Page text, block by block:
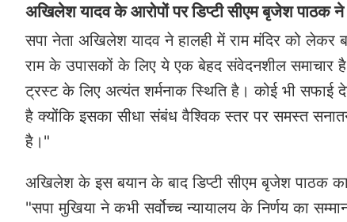
अखिलेश यादव के आरोपों पर डिप्टी सीएम बृजेश पाठक ने
सपा नेता अखिलेश यादव ने हालही में राम मंदिर को
राम के उपासकों के लिए ये एक बेहद संवेदनशील समाचार है
ट्रस्ट के लिए अत्यंत शर्मनाक स्थिति है। कोई भी सफाई
है क्योंकि इसका सीधा संबंध वैश्विक स्तर पर समस्त
है।"
अखिलेश के इस बयान के बाद डिप्टी सीएम बृजेश पाठक
"सपा मुखिया ने कभी सर्वोच्च न्यायालय के निर्णय का